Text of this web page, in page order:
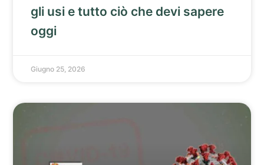
gli usi e tutto ciò che devi sapere
oggi
Giugno 25, 2026